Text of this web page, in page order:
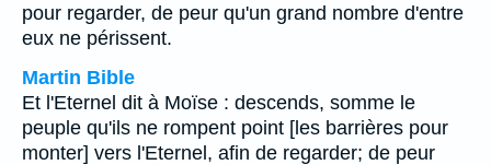
pour regarder, de peur qu'un grand nombre d'entre
eux ne périssent.
Martin Bible
Et l'Eternel dit à Moïse : descends, somme le
peuple qu'ils ne rompent point [les barrières pour
monter] vers l'Eternel, afin de regarder; de peur